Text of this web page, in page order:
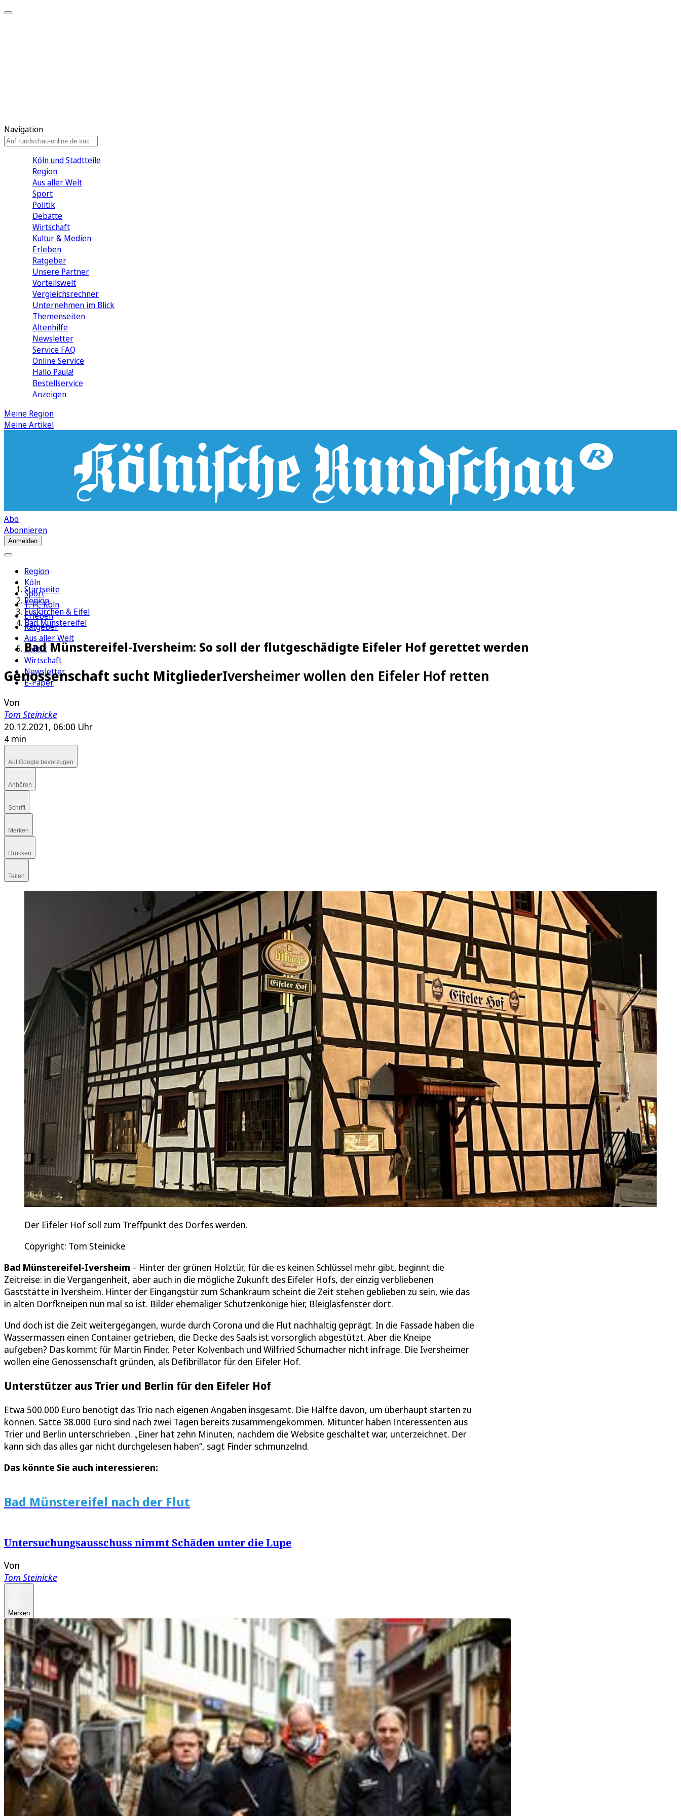
Navigation
Köln und Stadtteile
Region
Aus aller Welt
Sport
Politik
Debatte
Wirtschaft
Kultur & Medien
Erleben
Ratgeber
Unsere Partner
Vorteilswelt
Vergleichsrechner
Unternehmen im Blick
Themenseiten
Altenhilfe
Newsletter
Service FAQ
Online Service
Hallo Paula!
Bestellservice
Anzeigen
Meine Region
Meine Artikel
Abo
Abonnieren
Anmelden
Region
Köln
Sport
1. FC Köln
Erleben
Ratgeber
Aus aller Welt
Politik
Wirtschaft
Newsletter
E-Paper
Startseite
Region
Euskirchen & Eifel
Bad Münstereifel
Bad Münstereifel-Iversheim: So soll der flutgeschädigte Eifeler Hof gerettet werden
Genossenschaft sucht MitgliederIversheimer wollen den Eifeler Hof retten
Von
Tom Steinicke
20.12.2021, 06:00 Uhr
4 min
Auf Google bevorzugen
Anhören
Schrift
Merken
Drucken
Teilen
Der Eifeler Hof soll zum Treffpunkt des Dorfes werden.
Copyright: Tom Steinicke
Bad Münstereifel-Iversheim – Hinter der grünen Holztür, für die es keinen Schlüssel mehr gibt, beginnt die
Zeitreise: in die Vergangenheit, aber auch in die mögliche Zukunft des Eifeler Hofs, der einzig verbliebenen
Gaststätte in Iversheim. Hinter der Eingangstür zum Schankraum scheint die Zeit stehen geblieben zu sein, wie das
in alten Dorfkneipen nun mal so ist. Bilder ehemaliger Schützenkönige hier, Bleiglasfenster dort.
Und doch ist die Zeit weitergegangen, wurde durch Corona und die Flut nachhaltig geprägt. In die Fassade haben die
Wassermassen einen Container getrieben, die Decke des Saals ist vorsorglich abgestützt. Aber die Kneipe
aufgeben? Das kommt für Martin Finder, Peter Kolvenbach und Wilfried Schumacher nicht infrage. Die Iversheimer
wollen eine Genossenschaft gründen, als Defibrillator für den Eifeler Hof.
Unterstützer aus Trier und Berlin für den Eifeler Hof
Etwa 500.000 Euro benötigt das Trio nach eigenen Angaben insgesamt. Die Hälfte davon, um überhaupt starten zu
können. Satte 38.000 Euro sind nach zwei Tagen bereits zusammengekommen. Mitunter haben Interessenten aus
Trier und Berlin unterschrieben. „Einer hat zehn Minuten, nachdem die Website geschaltet war, unterzeichnet. Der
kann sich das alles gar nicht durchgelesen haben“, sagt Finder schmunzelnd.
Das könnte Sie auch interessieren:
Bad Münstereifel nach der Flut
Untersuchungsausschuss nimmt Schäden unter die Lupe
Von
Tom Steinicke
Merken